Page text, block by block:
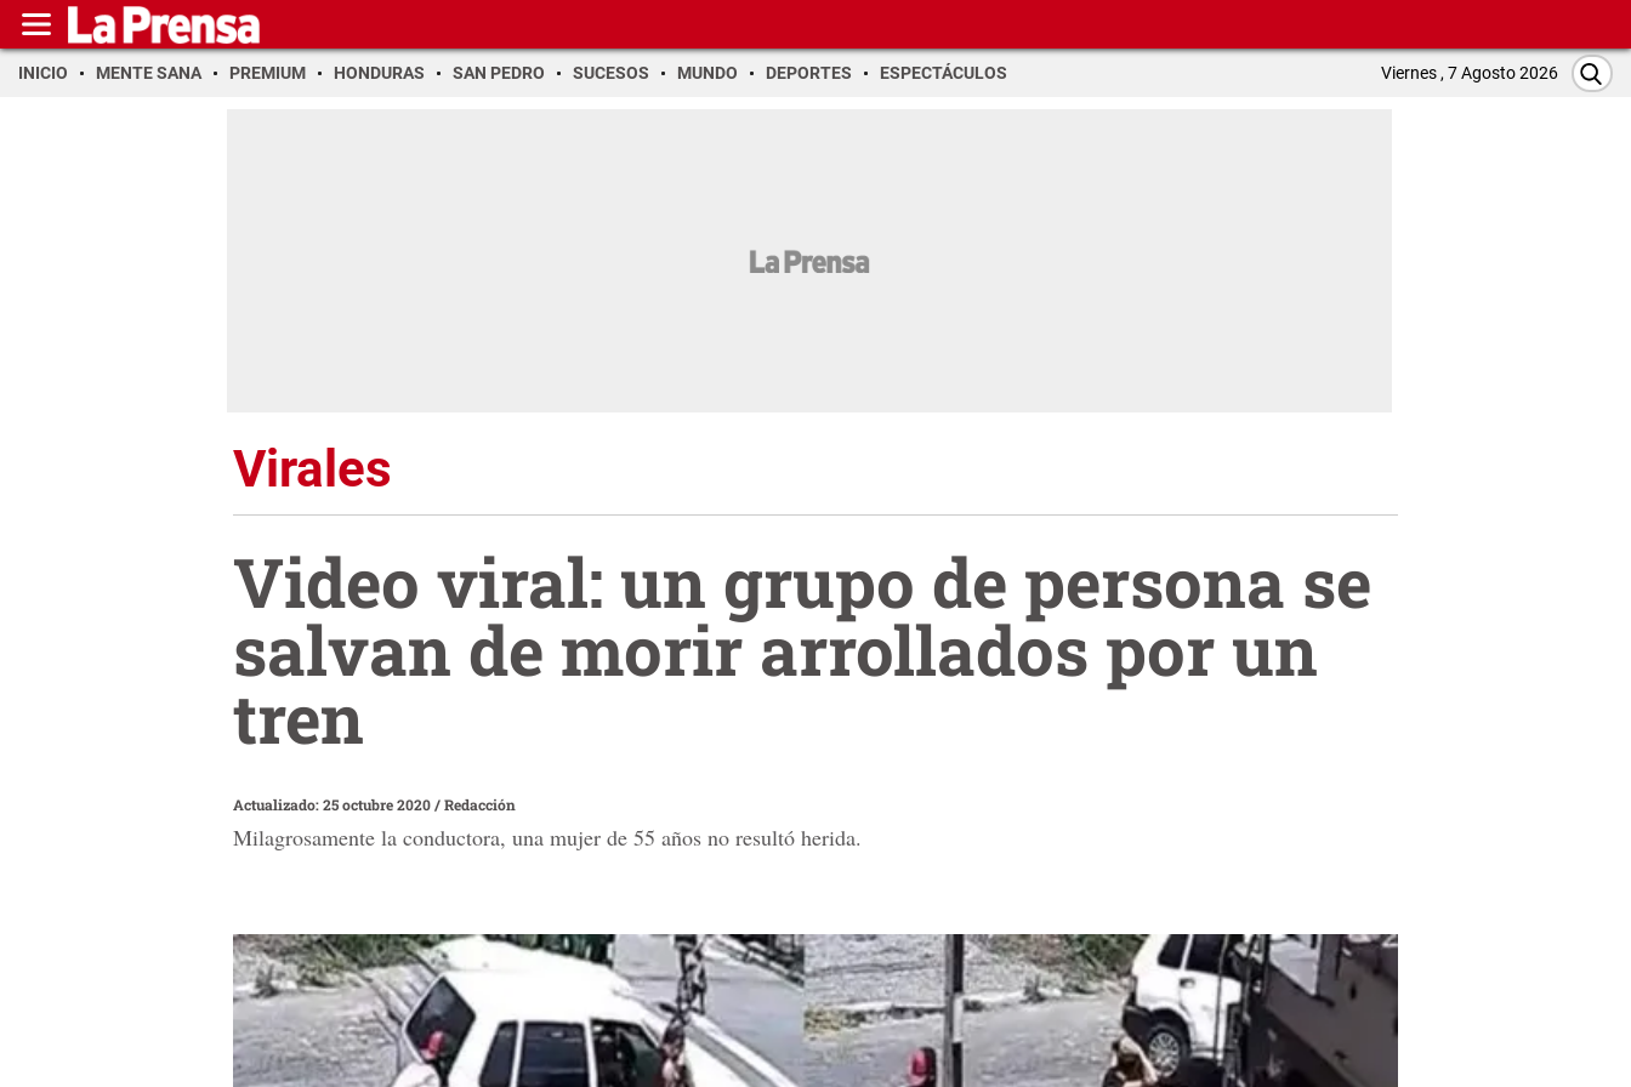
INICIO MENTE SANA PREMIUM HONDURAS SAN PEDRO SUCESOS MUNDO DEPORTES ESPECTÁCULOS Viernes , 7 Agosto 2026
Virales
Video viral: un grupo de persona se
salvan de morir arrollados por un
tren
Actualizado: 25 octubre 2020/Redacción
Milagrosamente la conductora, una mujer de 55 años no resultó herida.